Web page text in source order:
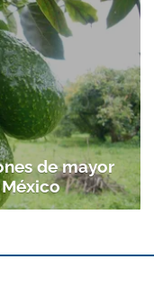
boletín.
ACEPTAR
de mayor